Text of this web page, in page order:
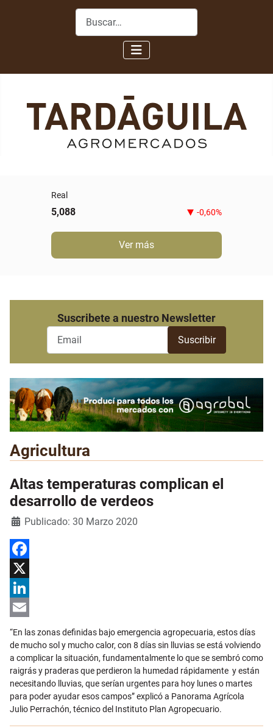
Buscar
Real
5,088 -0,60%
Ver más
Suscribete a nuestro Newsletter
Agricultura
Altas temperaturas complican el
desarrollo de verdeos
DetallesPublicado: 30 Marzo 2020
Facebook
X
LinkedIn
Email
“En las zonas definidas bajo emergencia agropecuaria, estos días
de mucho sol y mucho calor, con 8 días sin lluvias se está volviendo
a complicar la situación, fundamentalmente lo que se sembró como
raigrás y praderas que perdieron la humedad rápidamente y están
necesitando lluvias, que serían urgentes para hoy lunes o martes
para poder ayudar esos campos” explicó a Panorama Agrícola
Julio Perrachón, técnico del Instituto Plan Agropecuario.